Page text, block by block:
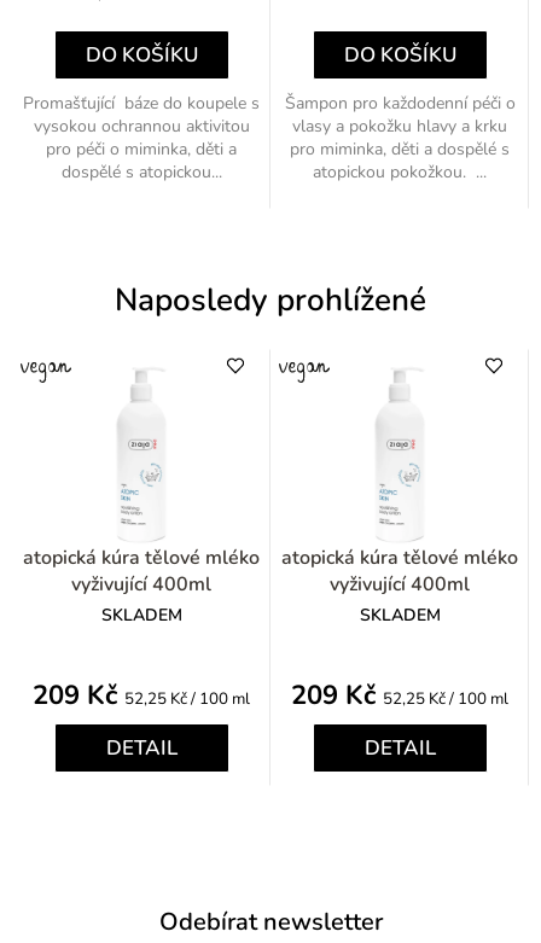
DO KOŠÍKU
Promašťující báze do koupele s
vysokou ochrannou aktivitou
pro péči o miminka, děti a
dospělé s atopickou...
DO KOŠÍKU
Šampon pro každodenní péči o
vlasy a pokožku hlavy a krku
pro miminka, děti a dospělé s
atopickou pokožkou. ...
Naposledy prohlížené
atopická kúra tělové mléko
vyživující 400ml
SKLADEM
209 Kč Měrná
cena:
52,25 Kč / 100 ml
DETAIL
atopická kúra tělové mléko
vyživující 400ml
SKLADEM
209 Kč Měrná
cena:
52,25 Kč / 100 ml
DETAIL
Odebírat newsletter